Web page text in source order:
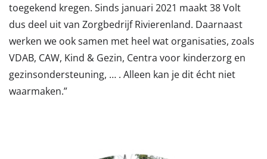
toegekend kregen. Sinds januari 2021 maakt 38 Volt
dus deel uit van Zorgbedrijf Rivierenland. Daarnaast
werken we ook samen met heel wat organisaties, zoals
VDAB, CAW, Kind & Gezin, Centra voor kinderzorg en
gezinsondersteuning, … . Alleen kan je dit écht niet
waarmaken.”